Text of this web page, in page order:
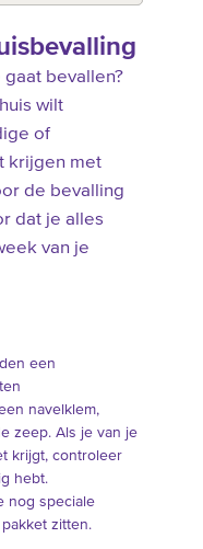
bevallen?
wilt
of
krijgen met
de bevalling
dat je alles
van je
een
navelklem,
zeep. Als je van je
krijgt, controleer
hebt.
nog speciale
zitten.